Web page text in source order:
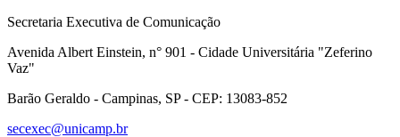
Secretaria Executiva de Comunicação
Avenida Albert Einstein, n° 901 - Cidade Universitária "Zeferino
Vaz"
Barão Geraldo - Campinas, SP - CEP: 13083-852
secexec@unicamp.br